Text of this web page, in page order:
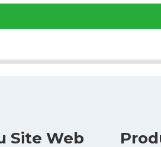
Site Web